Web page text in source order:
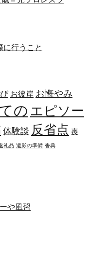
に行うこと
お彼岸 お悔やみ
の エピソー
体験談 反省点 喪
礼品 遺影の準備 香典
や風習